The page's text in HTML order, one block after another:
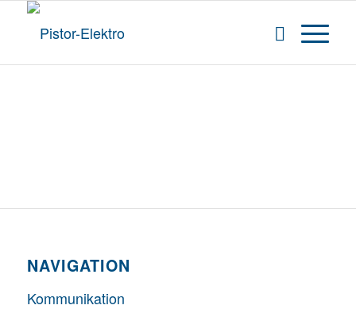
NAVIGATION
Kommunikation